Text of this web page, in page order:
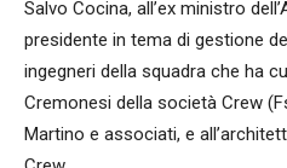
Salvo Cocina, all’ex ministro
presidente in tema di gestione
ingegneri della squadra che ha
Cremonesi della società Crew
Martino e associati, e